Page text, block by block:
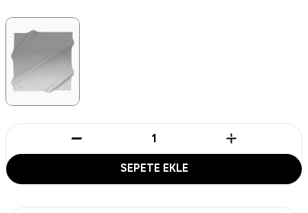
SEPETE EKLE